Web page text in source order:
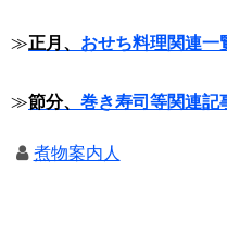
≫正月、 おせち料理関連一
≫節分、 巻き寿司等関連記
煮物案内人